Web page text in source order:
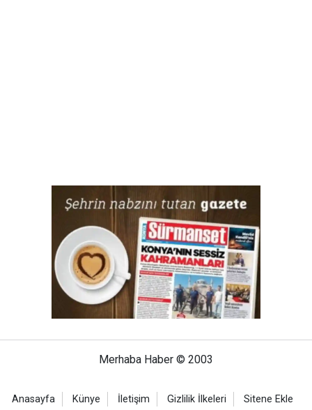
Merhaba Haber © 2003
Anasayfa Künye İletişim Gizlilik İlkeleri Sitene Ekle